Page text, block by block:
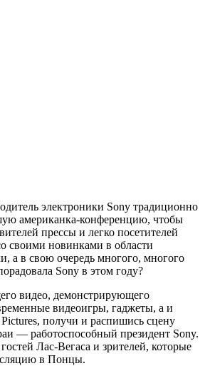
электроники Sony традиционно
американка-конференцию, чтобы
прессы и легко посетителей
своими новинками в области
а в свою очередь многого, многого
Sony в этом году?
видео, демонстрирующего
видеоигры, гаджеты, а и
получи и распишись сцену
— работоспособный президент Sony.
Лас-Вегаса и зрителей, которые
в Понцы.